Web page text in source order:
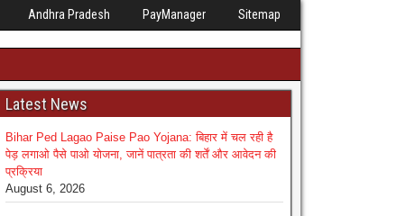
Andhra Pradesh PayManager Sitemap
Latest News
Bihar Ped Lagao Paise Pao Yojana: बिहार में चल रही है
पेड़ लगाओ पैसे पाओ योजना, जानें पात्रता की शर्तें और आवेदन की
प्रक्रिया
August 6, 2026